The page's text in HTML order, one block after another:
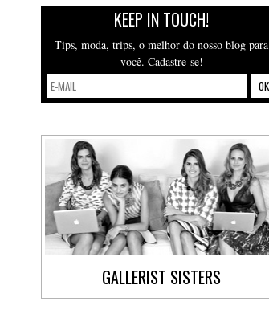
KEEP IN TOUCH!
Tips, moda, trips, o melhor do nosso blog para
você. Cadastre-se!
GALLERIST SISTERS